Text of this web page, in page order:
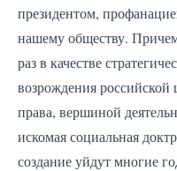
президентом,
нашему обществу.
раз в качестве
возрождения
права, вершиной
искомая социальная
создание уйдут многие